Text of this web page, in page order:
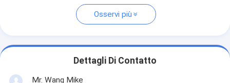
Osservi più
Dettagli Di Contatto
Mr. Wang Mike